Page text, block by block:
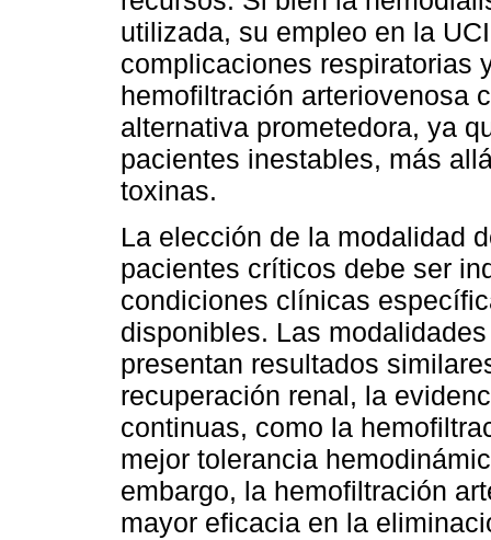
utilizada, su empleo en la
complicaciones respiratorias
hemofiltración arteriovenosa
alternativa prometedora, ya
pacientes inestables, más
toxinas.
La elección de la modalidad
pacientes críticos debe ser
condiciones clínicas
disponibles. Las
presentan resultados
recuperación renal, la
continuas, como la
mejor tolerancia
embargo, la hemofiltración
mayor eficacia en la